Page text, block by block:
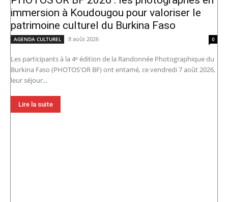
immersion à Koudougou pour valoriser le
patrimoine culturel du Burkina Faso
AGENDA CULTUREL 8 août 2026 0
Les participants à la 4ᵉ édition de la Randonnée Photographique du
Burkina Faso (PHOTOS'OR BF) ont entamé, ce vendredi 7 août 2026,
leur séjour...
Lire la suite